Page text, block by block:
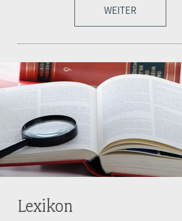
WEITER
Lexikon